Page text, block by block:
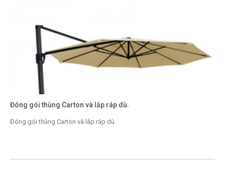
Đóng gói thùng Carton và lắp ráp dù.
Đóng gói thùng Carton và lắp ráp dù.